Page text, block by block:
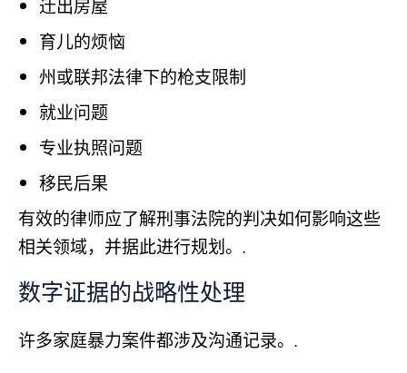
迁出房屋
育儿的烦恼
州或联邦法律下的枪支限制
就业问题
专业执照问题
移民后果
有效的律师应了解刑事法院的判决如何影响这些
相关领域，并据此进行规划。.
数字证据的战略性处理
许多家庭暴力案件都涉及沟通记录。.